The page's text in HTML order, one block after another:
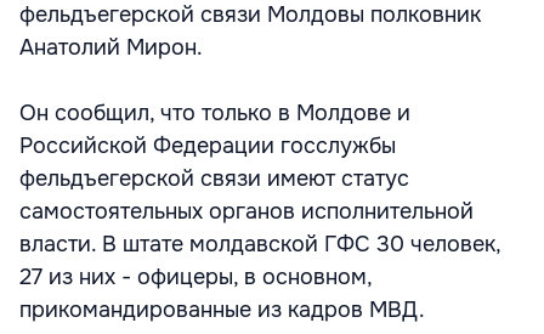
фельдъегерской связи Молдовы полковник
Анатолий Мирон.
Он сообщил, что только в Молдове и
Российской Федерации госслужбы
фельдъегерской связи имеют статус
самостоятельных органов исполнительной
власти. В штате молдавской ГФС 30 человек,
27 из них - офицеры, в основном,
прикомандированные из кадров МВД.